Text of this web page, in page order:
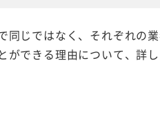
じではなく、それぞれの
できる理由について、詳し